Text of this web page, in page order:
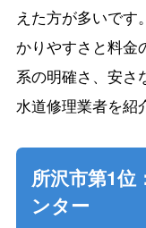
えた方が多いです
かりやすさと料金
系の明確さ、安さ
水道修理業者を紹
所沢市第1位
ンター